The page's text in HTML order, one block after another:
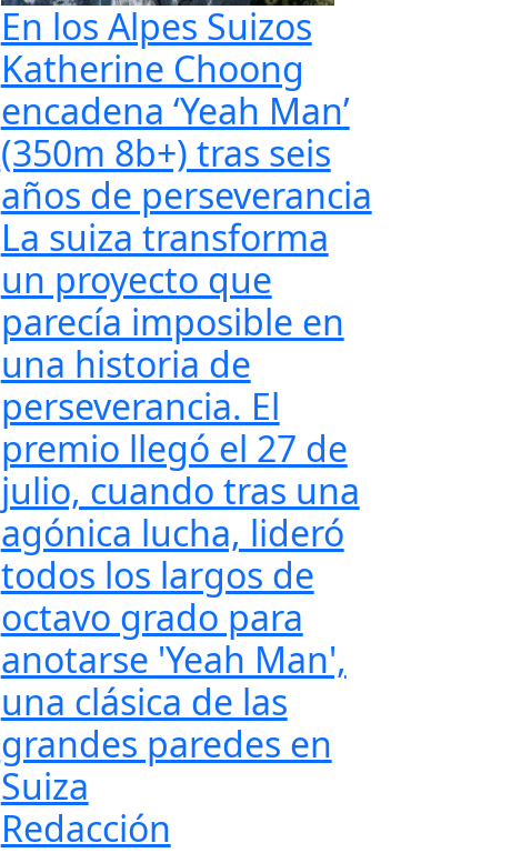
En los Alpes Suizos
Katherine Choong
encadena ‘Yeah Man’
(350m 8b+) tras seis
años de perseverancia
La suiza transforma
un proyecto que
parecía imposible en
una historia de
perseverancia. El
premio llegó el 27 de
julio, cuando tras una
agónica lucha, lideró
todos los largos de
octavo grado para
anotarse 'Yeah Man',
una clásica de las
grandes paredes en
Suiza
Redacción